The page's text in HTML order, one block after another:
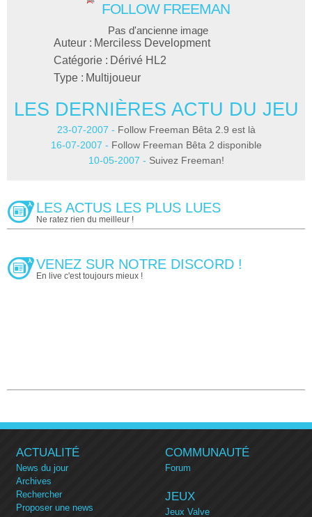
FOLLOW FREEMAN
Pas d'ancienne image
Auteur : Merciless Development
Catégorie : Dérivé HL2
Type : Multijoueur
LES DERNIÈRES ACTU DU JEU
23-07-2007 - Follow Freeman Bêta 2.9 est là
16-07-2007 - Follow Freeman Bêta 2 disponible
10-05-2007 - Suivez Freeman!
LES ACTUS LES PLUS LUES
Ne ratez rien du meilleur !
VENEZ SUR NOTRE DISCORD !
En live c'est toujours mieux !
ACTUALITÉ
News du jour
Archives
Rechercher
Proposer une news
COMMUNAUTÉ
Forum
JEUX
Jeux Valve